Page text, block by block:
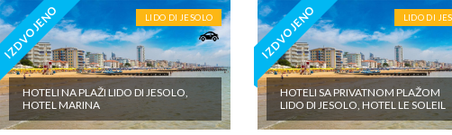
IZDVOJENO LIDO DI JESOLO
HOTELI NA PLAŽI LIDO DI JESOLO,
HOTEL MARINA
IZDVOJENO LIDO DI
HOTELI SA PRIVATNOM PLAŽOM
LIDO DI JESOLO, HOTEL LE SOLEIL